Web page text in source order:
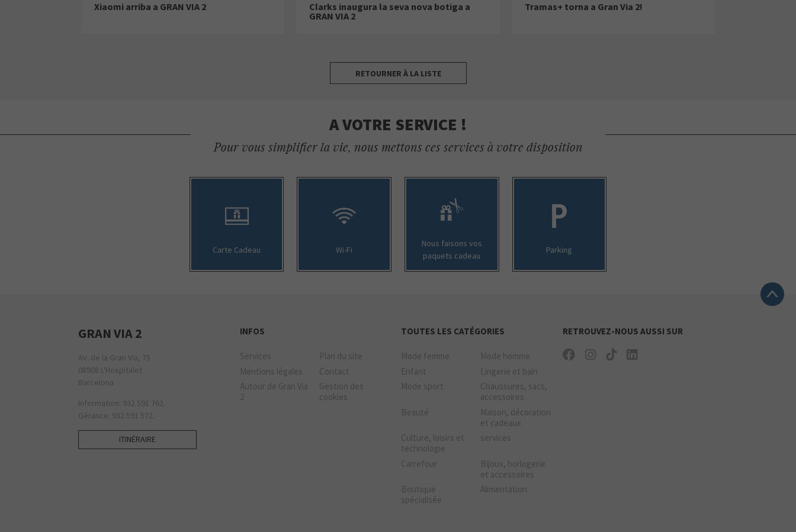
Xiaomi arriba a GRAN VIA 2
Clarks inaugura la seva nova botiga a
GRAN VIA 2
Tramas+ torna a Gran Via 2!
RETOURNER À LA LISTE
A VOTRE SERVICE !
Pour vous simplifier la vie, nous mettons ces services à votre disposition
Carte Cadeau Wi-Fi
Nous faisons vos
paquets cadeau
Parking
GRAN VIA 2
Av. de la Gran Via, 75
08908 L'Hospitalet
Barcelona
Information: 932 591 762.
Gérance: 932 591 572.
ITINÉRAIRE
INFOS
Services
Plan du site
Mentions légales
Contact
Autour de Gran Via
2
Gestion des
cookies
TOUTES LES CATÉGORIES
Mode femme
Mode homme
Enfant
Lingerie et bain
Mode sport
Chaussures, sacs,
accessoires
Beauté
Maison, décoration
et cadeaux
Culture, loisirs et
technologie
services
Carrefour
Bijoux, horlogerie
et accessoires
Boutique
spécialisée
Alimentation
RETROUVEZ-NOUS AUSSI SUR